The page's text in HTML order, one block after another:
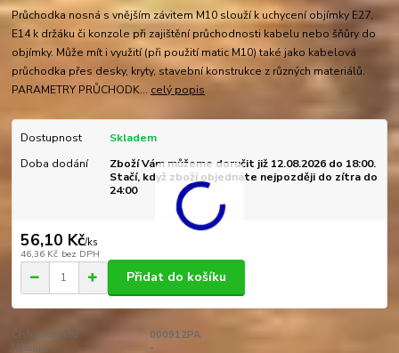
Průchodka nosná s vnějším závitem M10 slouží k uchycení objímky E27,
E14 k držáku či konzole při zajištění průchodnosti kabelu nebo šňůry do
objímky. Může mít i využití (při použití matic M10) také jako kabelová
průchodka přes desky, kryty, stavební konstrukce z různých materiálů.
PARAMETRY PRŮCHODK... celý popis
Dostupnost
Skladem
Doba dodání
Zboží Vám můžeme doručit již 12.08.2026 do 18:00.
Stačí, když zboží objednáte nejpozději do zítra do
24:00
56,10 Kč/ks
46,36 Kč bez DPH
Přidat do košíku
Číslo produktu:
000912PA
Výrobce:
-